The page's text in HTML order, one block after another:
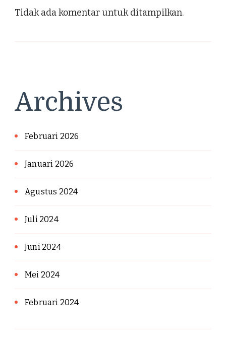
Tidak ada komentar untuk ditampilkan.
Archives
Februari 2026
Januari 2026
Agustus 2024
Juli 2024
Juni 2024
Mei 2024
Februari 2024